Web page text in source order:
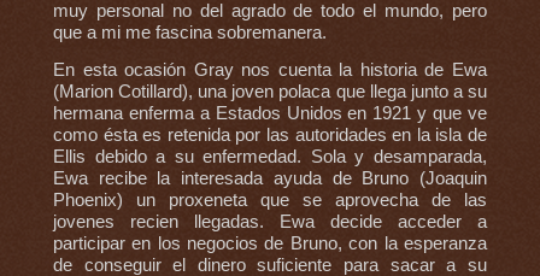
muy personal no del agrado de todo el mundo, pero
que a mi me fascina sobremanera.
En esta ocasión Gray nos cuenta la historia de Ewa
(Marion Cotillard), una joven polaca que llega junto a su
hermana enferma a Estados Unidos en 1921 y que ve
como ésta es retenida por las autoridades en la isla de
Ellis debido a su enfermedad. Sola y desamparada,
Ewa recibe la interesada ayuda de Bruno (Joaquin
Phoenix) un proxeneta que se aprovecha de las
jovenes recien llegadas. Ewa decide acceder a
participar en los negocios de Bruno, con la esperanza
de conseguir el dinero suficiente para sacar a su